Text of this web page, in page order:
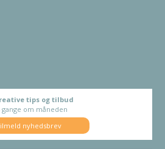
tips og tilbud
gange om måneden
nyhedsbrev